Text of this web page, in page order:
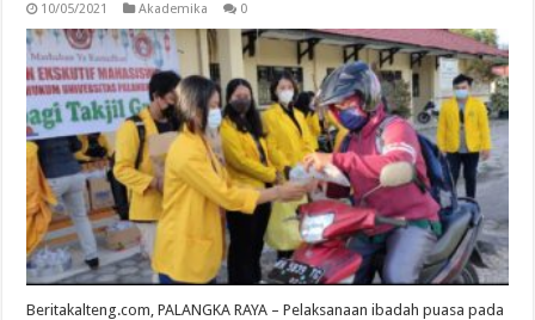
10/05/2021 Akademika 0
Beritakalteng.com, PALANGKA RAYA – Pelaksanaan ibadah puasa pada